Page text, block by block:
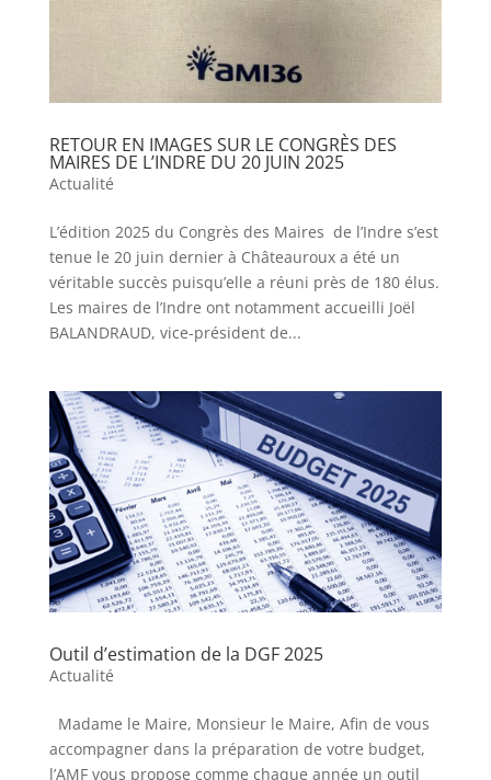
RETOUR EN IMAGES SUR LE CONGRÈS DES
MAIRES DE L’INDRE DU 20 JUIN 2025
Actualité
L’édition 2025 du Congrès des Maires de l’Indre s’est
tenue le 20 juin dernier à Châteauroux a été un
véritable succès puisqu’elle a réuni près de 180 élus.
Les maires de l’Indre ont notamment accueilli Joël
BALANDRAUD, vice-président de...
Outil d’estimation de la DGF 2025
Actualité
Madame le Maire, Monsieur le Maire, Afin de vous
accompagner dans la préparation de votre budget,
l’AMF vous propose comme chaque année un outil